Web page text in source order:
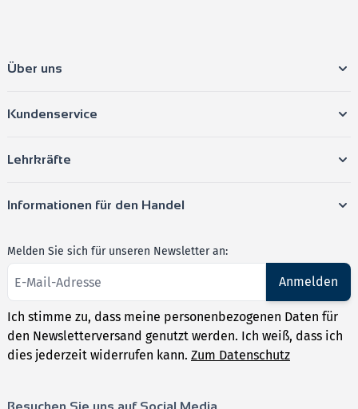
Über uns
Kundenservice
Lehrkräfte
Informationen für den Handel
Melden Sie sich für unseren Newsletter an:
Anmelden
Ich stimme zu, dass meine personenbezogenen Daten für
den Newsletterversand genutzt werden. Ich weiß, dass ich
dies jederzeit widerrufen kann. Zum Datenschutz